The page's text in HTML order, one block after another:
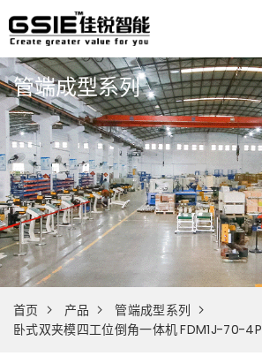
管端成型系列
首页 产品
管端成型系列
卧式双夹模四工位倒角一体机 FDM1J-70-4P